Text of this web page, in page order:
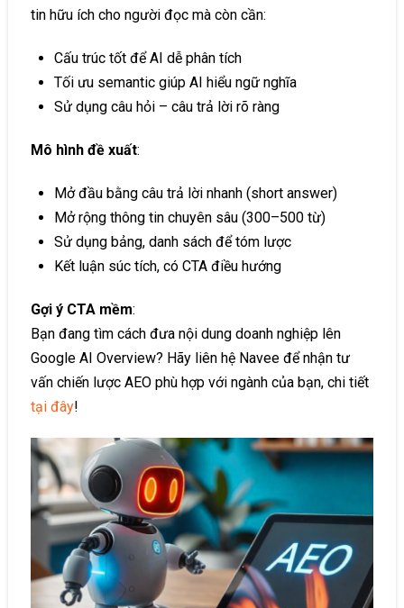
tin hữu ích cho người đọc mà còn cần:
Cấu trúc tốt để AI dễ phân tích
Tối ưu semantic giúp AI hiểu ngữ nghĩa
Sử dụng câu hỏi – câu trả lời rõ ràng
Mô hình đề xuất:
Mở đầu bằng câu trả lời nhanh (short answer)
Mở rộng thông tin chuyên sâu (300–500 từ)
Sử dụng bảng, danh sách để tóm lược
Kết luận súc tích, có CTA điều hướng
Gợi ý CTA mềm:
Bạn đang tìm cách đưa nội dung doanh nghiệp lên
Google AI Overview? Hãy liên hệ Navee để nhận tư
vấn chiến lược AEO phù hợp với ngành của bạn, chi tiết
tại đây!